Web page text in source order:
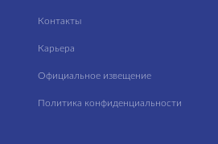
Контакты
Карьера
Официальное извещение
Политика конфиденциальности